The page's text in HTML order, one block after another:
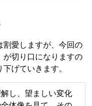
割愛しますが、今回の
が切り口になりますの
げていきます。
し、望ましい変化